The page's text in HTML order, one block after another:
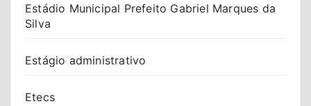
Estádio Municipal Prefeito Gabriel Marques da
Silva
Estágio administrativo
Etecs